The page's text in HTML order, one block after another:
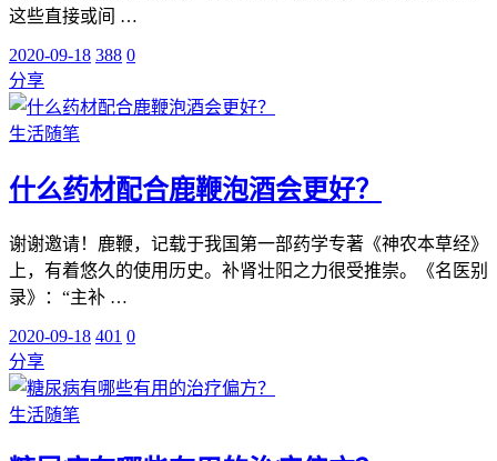
这些直接或间 …
2020-09-18 388 0
分享
生活随笔
什么药材配合鹿鞭泡酒会更好？
谢谢邀请！鹿鞭，记载于我国第一部药学专著《神农本草经》
上，有着悠久的使用历史。补肾壮阳之力很受推崇。《名医别
录》：“主补 …
2020-09-18 401 0
分享
生活随笔